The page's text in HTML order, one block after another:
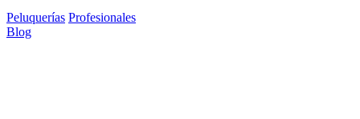
Peluquerías Profesionales
Blog